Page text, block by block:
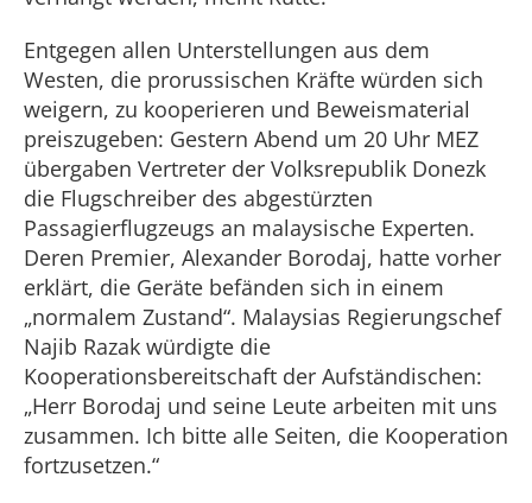
Entgegen allen Unterstellungen aus dem
Westen, die prorussischen Kräfte würden sich
weigern, zu kooperieren und Beweismaterial
preiszugeben: Gestern Abend um 20 Uhr MEZ
übergaben Vertreter der Volksrepublik Donezk
die Flugschreiber des abgestürzten
Passagierflugzeugs an malaysische Experten.
Deren Premier, Alexander Borodaj, hatte vorher
erklärt, die Geräte befänden sich in einem
„normalem Zustand“. Malaysias Regierungschef
Najib Razak würdigte die
Kooperationsbereitschaft der Aufständischen:
„Herr Borodaj und seine Leute arbeiten mit uns
zusammen. Ich bitte alle Seiten, die Kooperation
fortzusetzen.“